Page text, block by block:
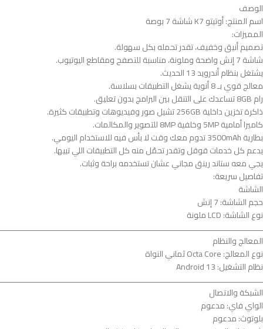
الوصف
اسم المنتج: أوتيتو K7 شاشة 7 بوصة
المميزات:
تصميم أنيق وخفيف، تقدر تحمله بكل سهولة.
شاشة 7 إنش واضحة وملونة، مناسبة للتصفح ومقاطع اليوتيوب.
يشتغل بنظام أندرويد 13 الحديث.
معالج قوي بـ 8 أنوية يشغل التطبيقات بسلاسة.
رام 8GB تساعدك على التنقل بين البرامج بدون تعليق.
ذاكرة تخزين داخلية 256GB تشيل صور وفيديوهات وتطبيقات كثيرة.
كاميرا أمامية 5MP وخلفية 8MP للتصوير والمكالمات.
بطارية 3500mAh تدوم معك وقت لا بأس فيه للاستخدام اليومي.
يدعم كل خدمات قوقل وتقدر تحمّل منه كل التطبيقات اللي تبيها.
يجي معه ستاند رينق مجاني عشان تستخدمه براحة وثبات.
تفاصيل سريعة:
الشاشة
حجم الشاشة: 7 إنش
نوع الشاشة: LCD ملونة
المعالج والنظام
نوع المعالج: Octa Core ثماني النواة
نظام التشغيل: Android 13
الشبكة والاتصال
الواي فاي: مدعوم
بلوتوث: مدعوم